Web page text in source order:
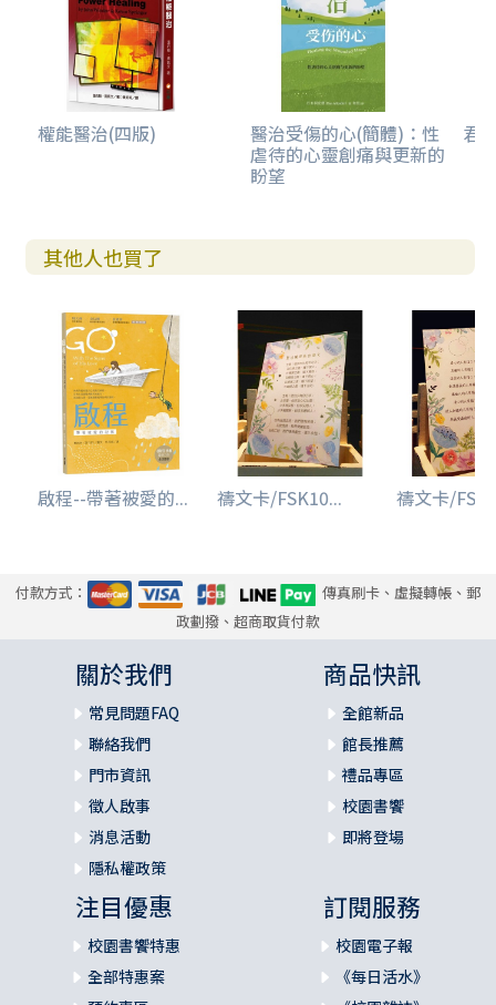
權能醫治(四版) 醫治受傷的心(簡體)：性
虐待的心靈創痛與更新的
盼望
君
其他人也買了
啟程--帶著被愛的... 禱文卡/FSK10... 禱文卡/
付款方式：
傳真刷卡、虛擬轉帳、郵
政劃撥、超商取貨付款
關於我們
常見問題FAQ
聯絡我們
門市資訊
徵人啟事
消息活動
隱私權政策
商品快訊
全館新品
館長推薦
禮品專區
校園書饗
即將登場
注目優惠
校園書饗特惠
全部特惠案
訂閱服務
校園電子報
《每日活水》